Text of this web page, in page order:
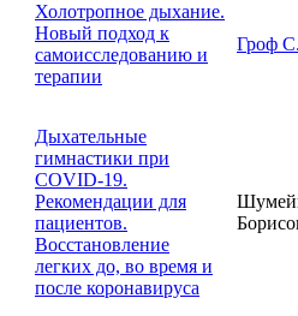
Холотропное дыхание.
Новый подход к
самоисследованию и
терапии
Гроф
Дыхательные
гимнастики при
COVID-19.
Рекомендации для
пациентов.
Восстановление
легких до, во время и
после коронавируса